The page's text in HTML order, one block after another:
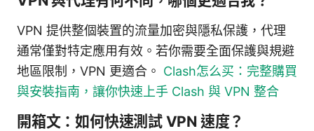
VPN 提供整個裝置的流量加密與隱私保護，代理
通常僅對特定應用有效。若你需要全面保護與規避
地區限制，VPN 更適合。 Clash怎么买：完整購買
與安裝指南，讓你快速上手 Clash 與 VPN 整合
開箱文：如何快速測試 VPN 速度？